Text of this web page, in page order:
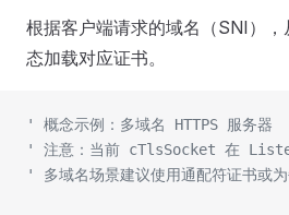
根据客户端请求的域名（SNI）
态加载对应证书。
' 概念示例：多域名 HTTPS 服务器
' 注意：当前 cTlsSocket 在 Listen
' 多域名场景建议使用通配符证书或